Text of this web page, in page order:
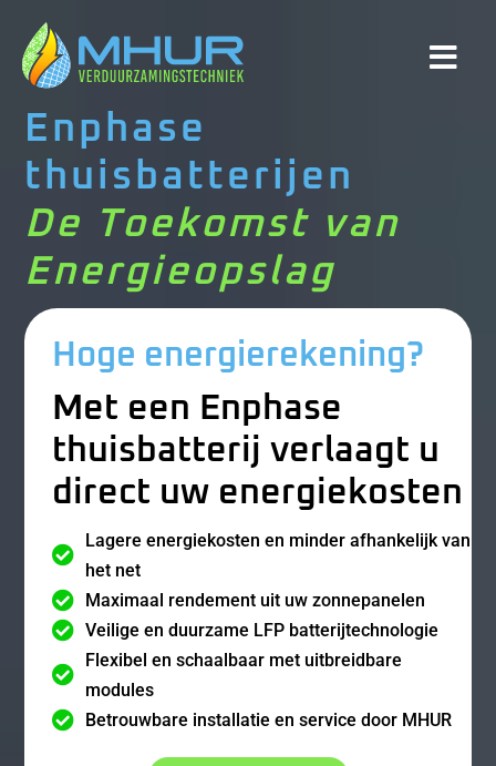
Enphase
thuisbatterijen
De Toekomst van
Energieopslag
Hoge energierekening?
Met een Enphase
thuisbatterij verlaagt u
direct uw energiekosten

Lagere energiekosten en minder afhankelijk van
het net
 Maximaal rendement uit uw zonnepanelen
 Veilige en duurzame LFP batterijtechnologie

Flexibel en schaalbaar met uitbreidbare
modules
 Betrouwbare installatie en service door MHUR